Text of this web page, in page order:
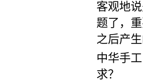
客观地
题了，
之后产生
中华手
求？